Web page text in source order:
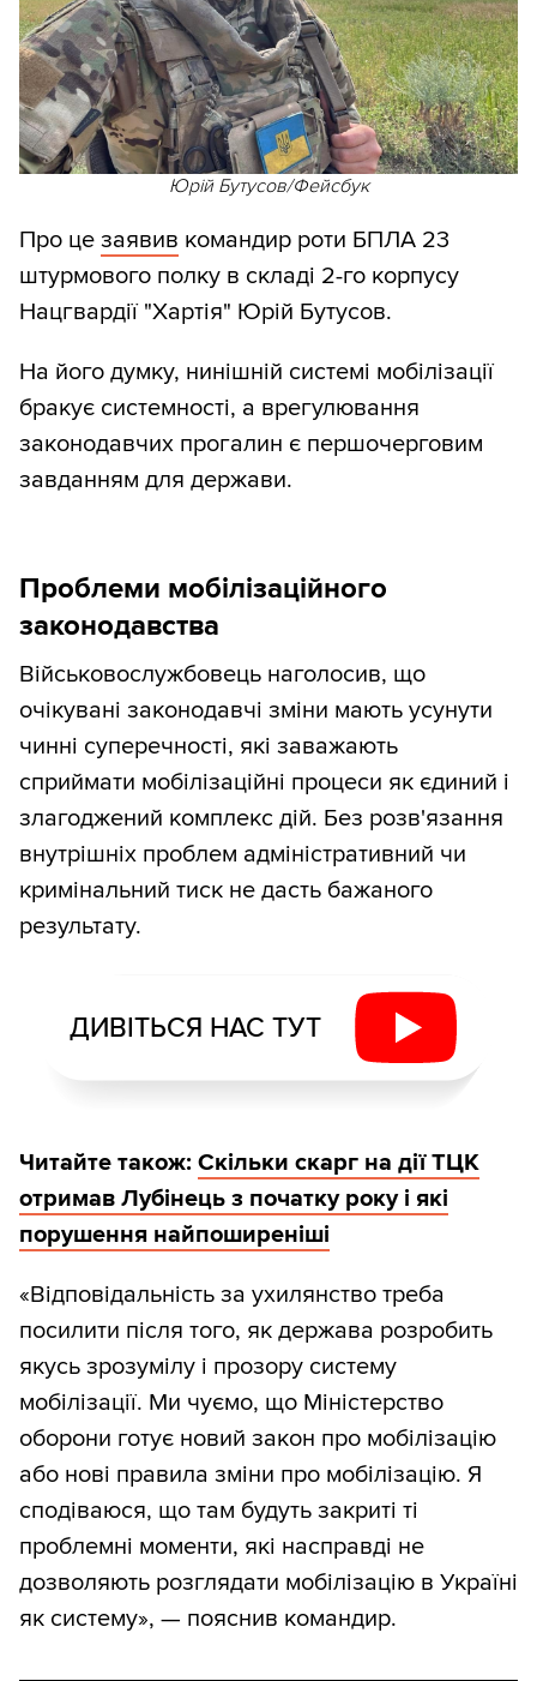
Юрій Бутусов/Фейсбук
Про це заявив командир роти БПЛА 23
штурмового полку в складі 2-го корпусу
Нацгвардії "Хартія" Юрій Бутусов.
На його думку, нинішній системі мобілізації
бракує системності, а врегулювання
законодавчих прогалин є першочерговим
завданням для держави.
Проблеми мобілізаційного
законодавства
Військовослужбовець наголосив, що
очікувані законодавчі зміни мають усунути
чинні суперечності, які заважають
сприймати мобілізаційні процеси як єдиний і
злагоджений комплекс дій. Без розв'язання
внутрішніх проблем адміністративний чи
кримінальний тиск не дасть бажаного
результату.
ДИВІТЬСЯ НАС ТУТ
Читайте також: Скільки скарг на дії ТЦК
отримав Лубінець з початку року і які
порушення найпоширеніші
«Відповідальність за ухилянство треба
посилити після того, як держава розробить
якусь зрозумілу і прозору систему
мобілізації. Ми чуємо, що Міністерство
оборони готує новий закон про мобілізацію
або нові правила зміни про мобілізацію. Я
сподіваюся, що там будуть закриті ті
проблемні моменти, які насправді не
дозволяють розглядати мобілізацію в Україні
як систему», — пояснив командир.